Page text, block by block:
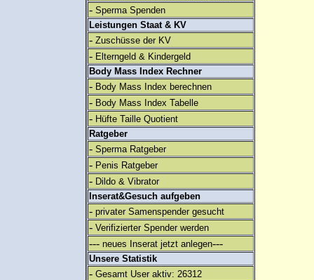
- Sperma Spenden
Leistungen Staat & KV
- Zuschüsse der KV
- Elterngeld & Kindergeld
Body Mass Index Rechner
- Body Mass Index berechnen
- Body Mass Index Tabelle
- Hüfte Taille Quotient
Ratgeber
- Sperma Ratgeber
- Penis Ratgeber
- Dildo & Vibrator
Inserat&Gesuch aufgeben
- privater Samenspender gesucht
- Verifizierter Spender werden
--- neues Inserat jetzt anlegen---
Unsere Statistik
- Gesamt User aktiv: 26312